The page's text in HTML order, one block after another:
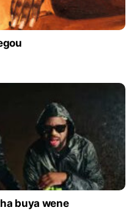
buya wene